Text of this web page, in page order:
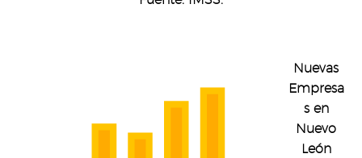
Nuevas
Empresa
s en
Nuevo
León